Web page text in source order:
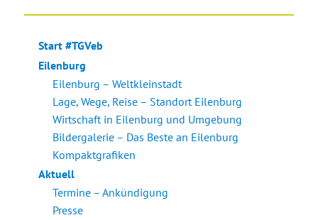
Beiträge
HERI HSTE
Start #TGVeb
Eilenburg
Eilenburg – Weltkleinstadt
Lage, Wege, Reise – Standort Eilenburg
Wirtschaft in Eilenburg und Umgebung
Bildergalerie – Das Beste an Eilenburg
Kompaktgrafiken
Aktuell
Termine – Ankündigung
Presse